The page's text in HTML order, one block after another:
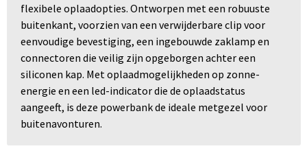
flexibele oplaadopties. Ontworpen met een robuuste
buitenkant, voorzien van een verwijderbare clip voor
eenvoudige bevestiging, een ingebouwde zaklamp en
connectoren die veilig zijn opgeborgen achter een
siliconen kap. Met oplaadmogelijkheden op zonne-
energie en een led-indicator die de oplaadstatus
aangeeft, is deze powerbank de ideale metgezel voor
buitenavonturen.